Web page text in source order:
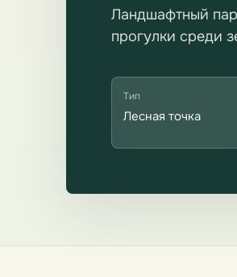
Ландшафтный
прогулки среди
Тип
Лесная точка